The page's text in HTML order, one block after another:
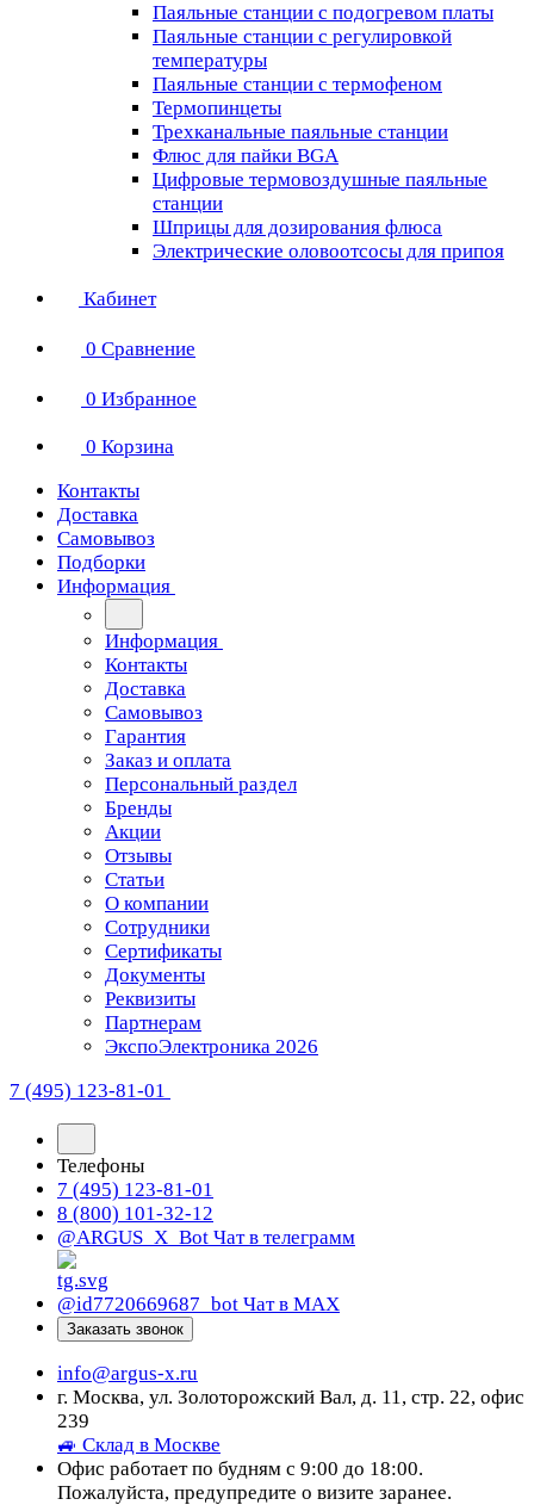
Паяльные станции с подогревом платы
Паяльные станции с регулировкой
температуры
Паяльные станции с термофеном
Термопинцеты
Трехканальные паяльные станции
Флюс для пайки BGA
Цифровые термовоздушные паяльные
станции
Шприцы для дозирования флюса
Электрические оловоотсосы для припоя
Кабинет
0 Сравнение
0 Избранное
0 Корзина
Контакты
Доставка
Самовывоз
Подборки
Информация
Информация
Контакты
Доставка
Самовывоз
Гарантия
Заказ и оплата
Персональный раздел
Бренды
Акции
Отзывы
Статьи
О компании
Сотрудники
Сертификаты
Документы
Реквизиты
Партнерам
ЭкспоЭлектроника 2026
7 (495) 123-81-01
Телефоны
7 (495) 123-81-01
8 (800) 101-32-12
@ARGUS_X_Bot Чат в телеграмм
@id7720669687_bot Чат в МАХ
Заказать звонок
info@argus-x.ru
г. Москва, ул. Золоторожский Вал, д. 11, стр. 22, офис
239
🚙 Склад в Москве
Офис работает по будням с 9:00 до 18:00.
Пожалуйста, предупредите о визите заранее.